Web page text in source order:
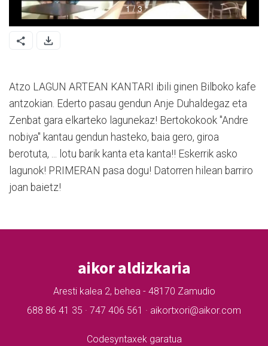
Atzo LAGUN ARTEAN KANTARI ibili ginen Bilboko kafe
antzokian. Ederto pasau gendun Anje Duhaldegaz eta
Zenbat gara elkarteko lagunekaz! Bertokokook "Andre
nobiya" kantau gendun hasteko, baia gero, giroa
berotuta, ... lotu barik kanta eta kanta!! Eskerrik asko
lagunok! PRIMERAN pasa dogu! Datorren hilean barriro
joan baietz!
aikor aldizkaria
Aresti kalea 2, behea - 48170 Zamudio
688 86 41 35 · 747 406 561 · aikortxori@aikor.com
Codesyntaxek garatua